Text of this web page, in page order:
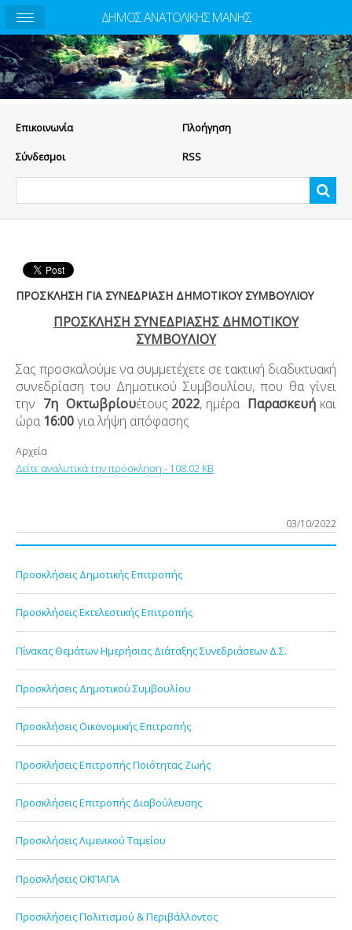
Eπικοινωνία Πλοήγηση
Σύνδεσμοι RSS
ΠΡΟΣΚΛΗΣΗ ΓΙΑ ΣΥΝΕΔΡΙΑΣΗ ΔΗΜΟΤΙΚΟΥ ΣΥΜΒΟΥΛΙΟΥ
ΠΡΟΣΚΛΗΣΗ ΣΥΝΕΔΡΙΑΣΗΣ ΔΗΜΟΤΙΚΟΥ
ΣΥΜΒΟΥΛΙΟΥ
Σας προσκαλούμε να συμμετέχετε σε τακτική διαδικτυακή
συνεδρίαση του Δημοτικού Συμβουλίου, που θα γίνει
την 7η Οκτωβρίουέτους 2022, ημέρα Παρασκευή και
ώρα 16:00για λήψη απόφασης
Αρχεία
Δείτε αναλυτικά την πρόσκληση - 108.02 KB
03/10/2022
Προσκλήσεις Δημοτικής Επιτροπής
Προσκλήσεις Εκτελεστικής Επιτροπής
Πίνακας Θεμάτων Ημερήσιας Διάταξης Συνεδριάσεων Δ.Σ.
Προσκλήσεις Δημοτικού Συμβουλίου
Προσκλήσεις Οικονομικής Επιτροπής
Προσκλήσεις Επιτροπής Ποιότητας Ζωής
Προσκλήσεις Επιτροπής Διαβούλευσης
Προσκλήσεις Λιμενικού Ταμείου
Προσκλήσεις ΟΚΠΑΠΑ
Προσκλήσεις Πολιτισμού & Περιβάλλοντος
ΔΗΜΟΣ ΑΝΑΤΟΛΙΚΗΣ ΜΑΝΗΣ